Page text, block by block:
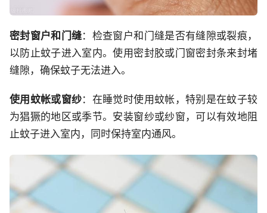
密封窗户和门缝：检查窗户和门缝是否有缝隙或裂痕，
以防止蚊子进入室内。使用密封胶或门窗密封条来封堵
缝隙，确保蚊子无法进入。
使用蚊帐或窗纱：在睡觉时使用蚊帐，特别是在蚊子较
为猖獗的地区或季节。安装窗纱或纱窗，可以有效地阻
止蚊子进入室内，同时保持室内通风。